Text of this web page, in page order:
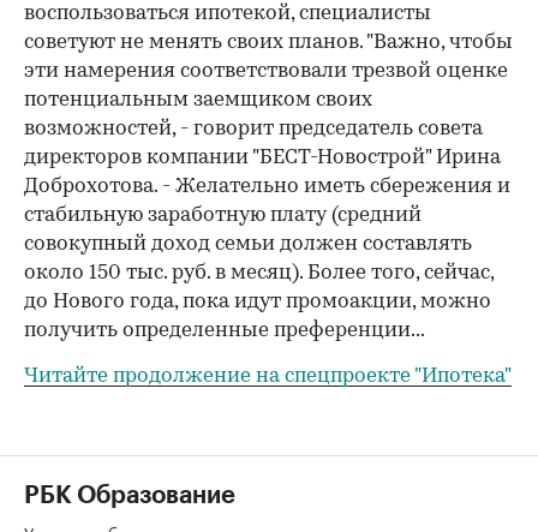
воспользоваться ипотекой, специалисты
советуют не менять своих планов. "Важно, чтобы
эти намерения соответствовали трезвой оценке
потенциальным заемщиком своих
возможностей, - говорит председатель совета
директоров компании "БЕСТ-Новострой" Ирина
Доброхотова. - Желательно иметь сбережения и
стабильную заработную плату (средний
совокупный доход семьи должен составлять
около 150 тыс. руб. в месяц). Более того, сейчас,
до Нового года, пока идут промоакции, можно
получить определенные преференции...
Читайте продолжение на спецпроекте "Ипотека"
РБК Образование